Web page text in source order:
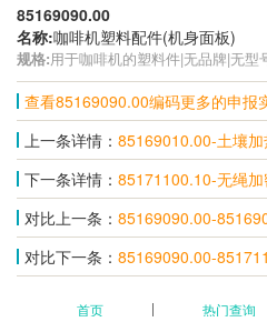
85169090.00
名称:咖啡机塑料配件(机身面板)
规格:用于咖啡机的塑料件|无品牌|无型
查看85169090.00编码更多的申报
上一条详情： 85169010.00-土壤
下一条详情： 85171100.10-无绳
对比上一条： 85169090.00-
对比下一条： 85169090.00-
首页 热门查询